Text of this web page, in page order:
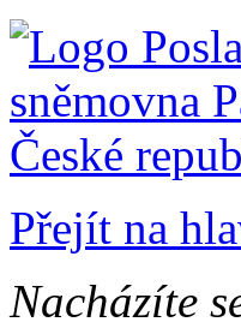
Přejít na
Nacházíte